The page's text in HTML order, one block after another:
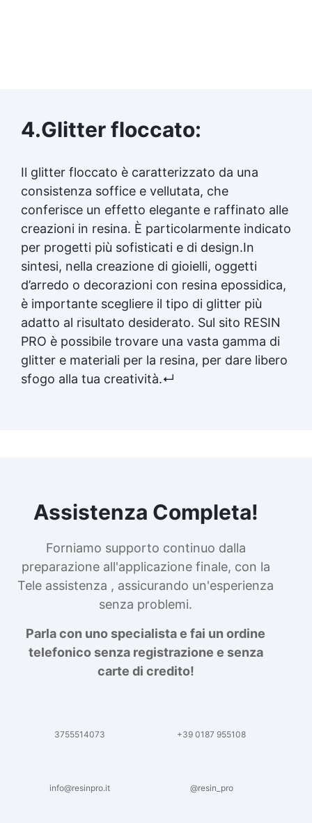
4.Glitter floccato:
Il glitter floccato è caratterizzato da una
consistenza soffice e vellutata, che
conferisce un effetto elegante e raffinato alle
creazioni in resina. È particolarmente indicato
per progetti più sofisticati e di design.In
sintesi, nella creazione di gioielli, oggetti
d’arredo o decorazioni con resina epossidica,
è importante scegliere il tipo di glitter più
adatto al risultato desiderato. Sul sito RESIN
PRO è possibile trovare una vasta gamma di
glitter e materiali per la resina, per dare libero
sfogo alla tua creatività.↵
Assistenza Completa!
Forniamo supporto continuo dalla
preparazione all'applicazione finale, con la
Tele assistenza , assicurando un'esperienza
senza problemi.
Parla con uno specialista e fai un ordine
telefonico senza registrazione e senza
carte di credito!
3755514073 +39 0187 955108
info@resinpro.it @resin_pro